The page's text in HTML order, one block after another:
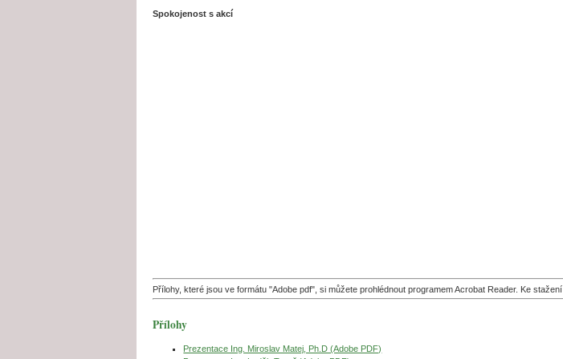
Spokojenost s akcí
Přílohy, které jsou ve formátu "Adobe pdf", si můžete prohlédnout programem Acrobat Reader. Ke stažení
Přílohy
Prezentace Ing. Miroslav Matej, Ph.D (Adobe PDF)